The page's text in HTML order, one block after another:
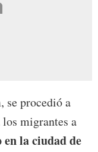
se procedió a
migrantes a
la ciudad de